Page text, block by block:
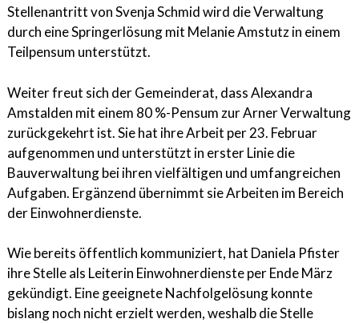
Stellenantritt von Svenja Schmid wird die Verwaltung
durch eine Springerlösung mit Melanie Amstutz in einem
Teilpensum unterstützt.
Weiter freut sich der Gemeinderat, dass Alexandra
Amstalden mit einem 80 %-Pensum zur Arner Verwaltung
zurückgekehrt ist. Sie hat ihre Arbeit per 23. Februar
aufgenommen und unterstützt in erster Linie die
Bauverwaltung bei ihren vielfältigen und umfangreichen
Aufgaben. Ergänzend übernimmt sie Arbeiten im Bereich
der Einwohnerdienste.
Wie bereits öffentlich kommuniziert, hat Daniela Pfister
ihre Stelle als Leiterin Einwohnerdienste per Ende März
gekündigt. Eine geeignete Nachfolgelösung konnte
bislang noch nicht erzielt werden, weshalb die Stelle